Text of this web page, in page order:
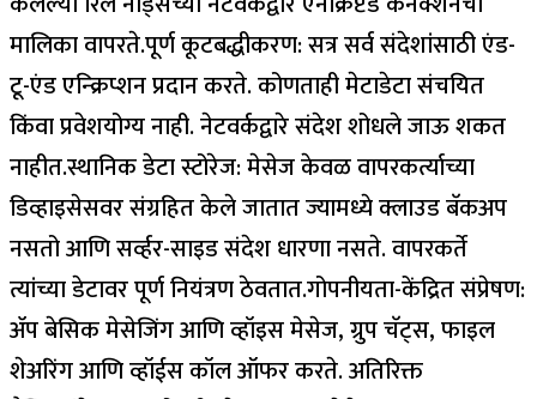
मालिका वापरते.पूर्ण कूटबद्धीकरण:सत्र सर्व संदेशांसाठी एंड-
टू-एंड एन्क्रिप्शन प्रदान करते. कोणताही मेटाडेटा संचयित
किंवा प्रवेशयोग्य नाही. नेटवर्कद्वारे संदेश शोधले जाऊ शकत
नाहीत.स्थानिक डेटा स्टोरेज:मेसेज केवळ वापरकर्त्याच्या
डिव्हाइसेसवर संग्रहित केले जातात ज्यामध्ये क्लाउड बॅकअप
नसतो आणि सर्व्हर-साइड संदेश धारणा नसते. वापरकर्ते
त्यांच्या डेटावर पूर्ण नियंत्रण ठेवतात.गोपनीयता-केंद्रित संप्रेषण:
ॲप बेसिक मेसेजिंग आणि व्हॉइस मेसेज, ग्रुप चॅट्स, फाइल
शेअरिंग आणि व्हॉईस कॉल ऑफर करते. अतिरिक्त